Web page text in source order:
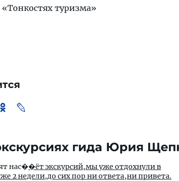
«Тонкостях туризма»
гида Юрия
нас��ёт экскурсий,мы уже отдохнули в
2 недели,до сих пор ни ответа,ни привета.